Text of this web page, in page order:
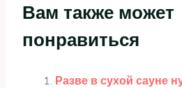
Вам также может
понравиться
Разве в сухой сауне